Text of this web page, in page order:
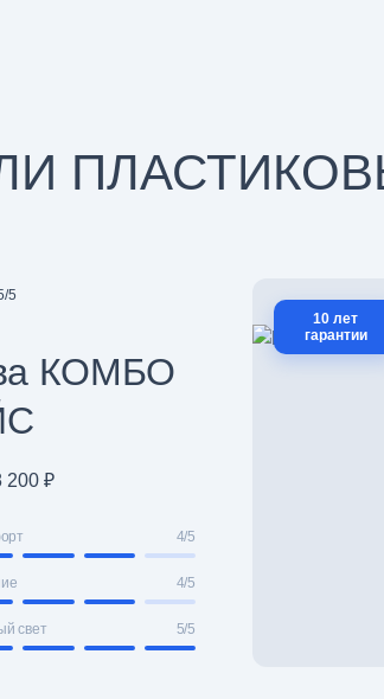
/5
КОМБО
200 ₽
4/5
4/5
свет 5/5
10 лет
гарантии